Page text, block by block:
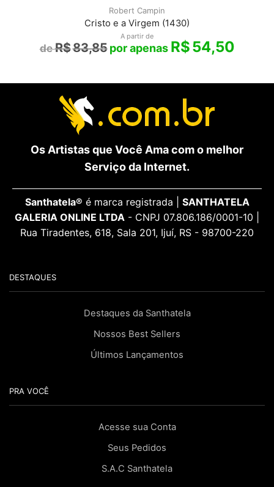
Robert Campin
Cristo e a Virgem (1430)
A partir de
R$83,85 R$54,50
Os Artistas que Você Ama com o melhor
Serviço da Internet.
Santhatela® é marca registrada | SANTHATELA
GALERIA ONLINE LTDA - CNPJ 07.806.186/0001-10 |
Rua Tiradentes, 618, Sala 201, Ijuí, RS - 98700-220
DESTAQUES
Destaques da Santhatela
Nossos Best Sellers
Últimos Lançamentos
PRA VOCÊ
Acesse sua Conta
Seus Pedidos
S.A.C Santhatela